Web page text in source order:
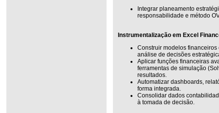
Integrar planeamento
responsabilidade e método
Instrumentalização em Excel
Construir modelos
análise de decisões
Aplicar funções financeiras
ferramentas de simulação
resultados.
Automatizar dashboards,
forma integrada.
Consolidar dados
à tomada de decisão.